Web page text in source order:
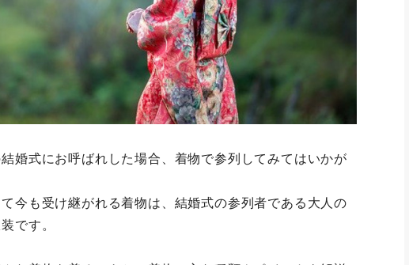
婚式にお呼ばれした場合、着物で参列してみてはいかが
今も受け継がれる着物は、結婚式の参列者である大人の
です。